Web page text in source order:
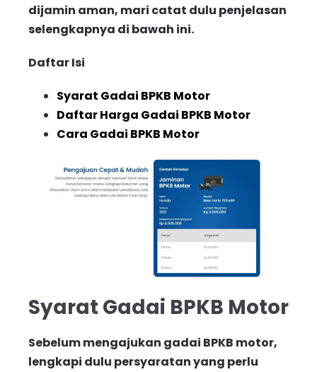
dijamin aman, mari catat dulu penjelasan
selengkapnya di bawah ini.
Daftar Isi
Syarat Gadai BPKB Motor
Daftar Harga Gadai BPKB Motor
Cara Gadai BPKB Motor
Syarat Gadai BPKB Motor
Sebelum mengajukan gadai BPKB motor,
lengkapi dulu persyaratan yang perlu